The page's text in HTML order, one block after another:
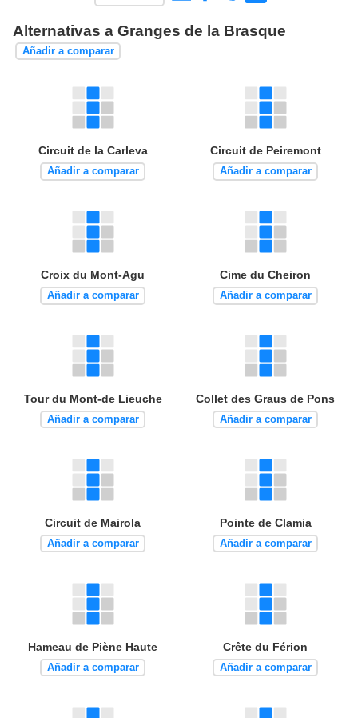
Alternativas a Granges de la Brasque
Añadir a comparar
Circuit de la Carleva
Añadir a comparar
Circuit de Peiremont
Añadir a comparar
Croix du Mont-Agu
Añadir a comparar
Cime du Cheiron
Añadir a comparar
Tour du Mont-de Lieuche
Añadir a comparar
Collet des Graus de Pons
Añadir a comparar
Circuit de Mairola
Añadir a comparar
Pointe de Clamia
Añadir a comparar
Hameau de Piène Haute
Añadir a comparar
Crête du Férion
Añadir a comparar